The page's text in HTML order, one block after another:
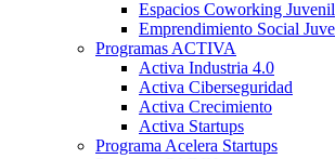
Espacios Coworking Juvenil
Emprendimiento Social
Programas ACTIVA
Activa Industria 4.0
Activa Ciberseguridad
Activa Crecimiento
Activa Startups
Programa Acelera Startups